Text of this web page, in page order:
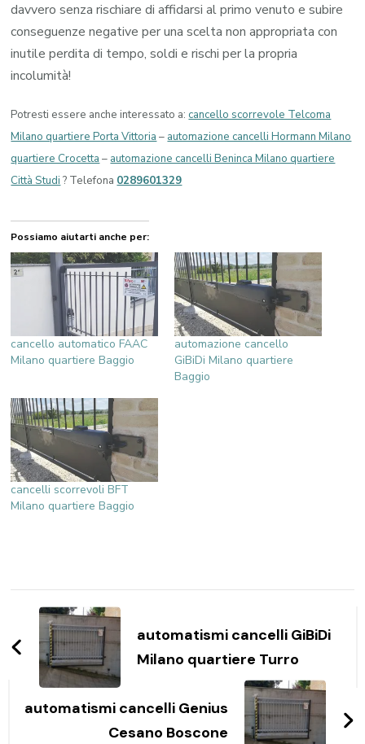
davvero senza rischiare di affidarsi al primo venuto e subire
conseguenze negative per una scelta non appropriata con
inutile perdita di tempo, soldi e rischi per la propria
incolumità!
Potresti essere anche interessato a:cancello scorrevole Telcoma
Milano quartiere Porta Vittoria – automazione cancelli Hormann Milano
quartiere Crocetta – automazione cancelli Beninca Milano quartiere
Città Studi ? Telefona 0289601329
Possiamo aiutarti anche per:
cancello automatico FAAC
Milano quartiere Baggio
automazione cancello
GiBiDi Milano quartiere
Baggio
cancelli scorrevoli BFT
Milano quartiere Baggio
Navigazione
articoli
automatismi cancelli GiBiDi
Milano quartiere Turro
automatismi cancelli Genius
Cesano Boscone